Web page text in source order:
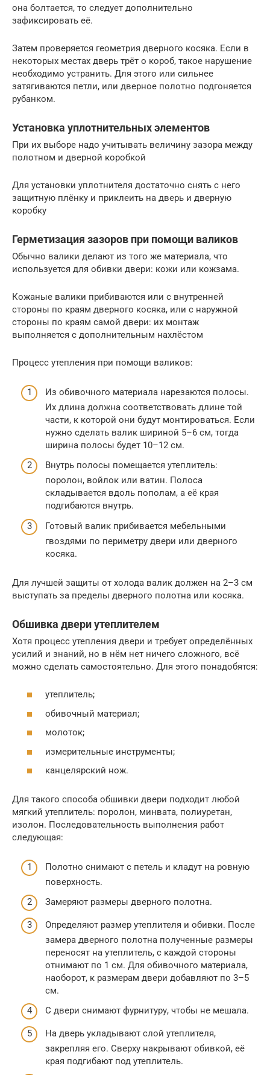
она болтается, то следует дополнительно
зафиксировать её.
Затем проверяется геометрия дверного косяка. Если в
некоторых местах дверь трёт о короб, такое нарушение
необходимо устранить. Для этого или сильнее
затягиваются петли, или дверное полотно подгоняется
рубанком.
Установка уплотнительных элементов
При их выборе надо учитывать величину зазора между
полотном и дверной коробкой
Для установки уплотнителя достаточно снять с него
защитную плёнку и приклеить на дверь и дверную
коробку
Герметизация зазоров при помощи валиков
Обычно валики делают из того же материала, что
используется для обивки двери: кожи или кожзама.
Кожаные валики прибиваются или с внутренней
стороны по краям дверного косяка, или с наружной
стороны по краям самой двери: их монтаж
выполняется с дополнительным нахлёстом
Процесс утепления при помощи валиков:
Из обивочного материала нарезаются полосы.
Их длина должна соответствовать длине той
части, к которой они будут монтироваться. Если
нужно сделать валик шириной 5–6 см, тогда
ширина полосы будет 10–12 см.
Внутрь полосы помещается утеплитель:
поролон, войлок или ватин. Полоса
складывается вдоль пополам, а её края
подгибаются внутрь.
Готовый валик прибивается мебельными
гвоздями по периметру двери или дверного
косяка.
Для лучшей защиты от холода валик должен на 2–3 см
выступать за пределы дверного полотна или косяка.
Обшивка двери утеплителем
Хотя процесс утепления двери и требует определённых
усилий и знаний, но в нём нет ничего сложного, всё
можно сделать самостоятельно. Для этого понадобятся:
утеплитель;
обивочный материал;
молоток;
измерительные инструменты;
канцелярский нож.
Для такого способа обшивки двери подходит любой
мягкий утеплитель: поролон, минвата, полиуретан,
изолон. Последовательность выполнения работ
следующая:
Полотно снимают с петель и кладут на ровную
поверхность.
Замеряют размеры дверного полотна.
Определяют размер утеплителя и обивки. После
замера дверного полотна полученные размеры
переносят на утеплитель, с каждой стороны
отнимают по 1 см. Для обивочного материала,
наоборот, к размерам двери добавляют по 3–5
см.
С двери снимают фурнитуру, чтобы не мешала.
На дверь укладывают слой утеплителя,
закрепляя его. Сверху накрывают обивкой, её
края подгибают под утеплитель.